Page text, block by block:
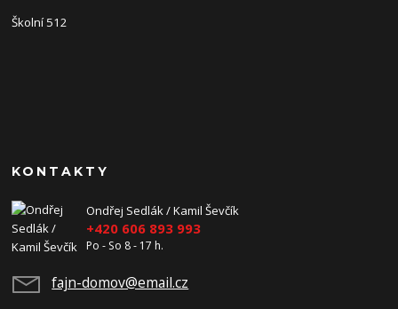
Školní 512
KONTAKTY
Ondřej Sedlák / Kamil Ševčík
+420 606 893 993
Po - So 8 - 17 h.
fajn-domov@email.cz